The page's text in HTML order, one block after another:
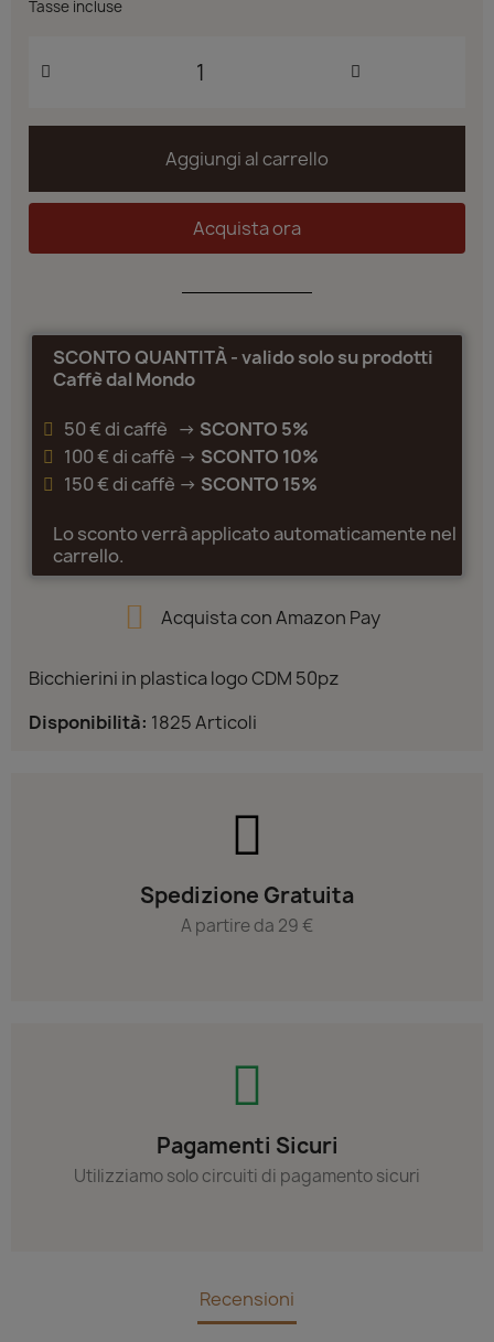
Tasse incluse
Aggiungi al carrello
Acquista ora
SCONTO QUANTITÀ - valido solo su prodotti
Caffè dal Mondo
50 € di caffè -> SCONTO 5%
100 € di caffè -> SCONTO 10%
150 € di caffè -> SCONTO 15%
Lo sconto verrà applicato automaticamente nel
carrello.
Acquista con Amazon Pay
Bicchierini in plastica logo CDM 50pz
Disponibilità: 1825 Articoli
Spedizione Gratuita
A partire da 29 €
Pagamenti Sicuri
Utilizziamo solo circuiti di pagamento sicuri
Recensioni